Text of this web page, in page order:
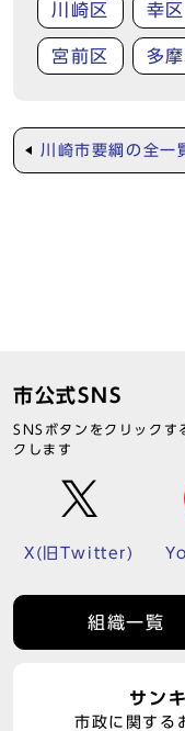
川崎区 幸区
宮前区 多
川崎市要綱の全一
市公式SNS
SNSボタンをクリックす
クします
X(旧Twitter)
組織一覧
サン
市政に関する